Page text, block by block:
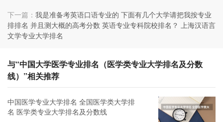
下一篇： 我是准备考英语口语专业的 下面有几个大学请把我按专业
排排名 并且测大概的高考分数 英语专业专科院校排名？ 上海汉语言
文学专业大学排名
与“中国大学医学专业排名（医学类专业大学排名及分数
线）”相关推荐
中国医学专业大学排名 全国医学类大学排
名 医学类专业大学排名及分数线